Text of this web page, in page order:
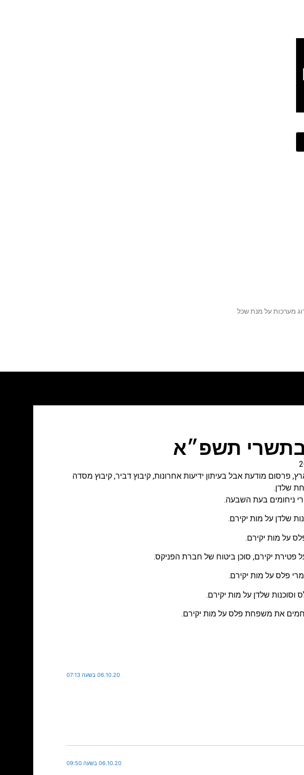
תשפ״א
, פרסום מודעת אבל בעיתון ידיעות אחרונות,קיבוץ דביר,קיבוץ מסדה
שלדן.
ניחומים בעת השבעה.
שלדן על מות יקירם.
על מות יקירם.
יקירם, סוכן ביטוח של חברת הפניקס.
פלס על מות יקירם.
שלדן על מות יקירם.
את משפחת פלס על מות יקירם.
06.10.20 בשעה 07:13
06.10.20 בשעה 09:50